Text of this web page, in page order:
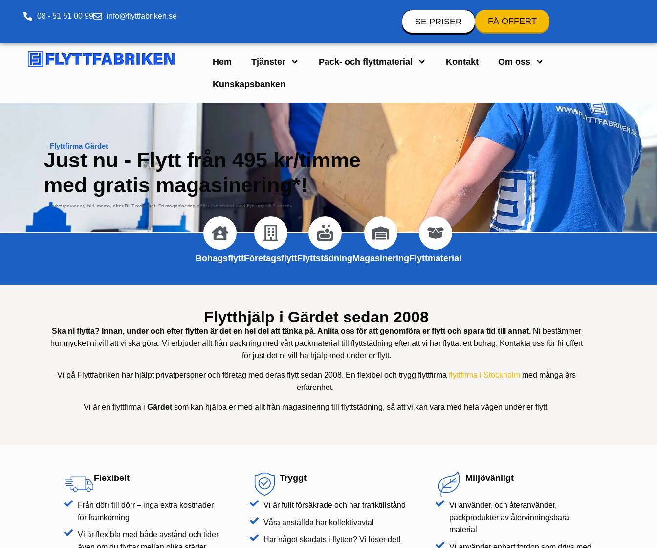
08 - 51 51 00 99 info@flyttfabriken.se
SE PRISER FÅ OFFERT
Hem Tjänster Pack- och flyttmaterial Kontakt Om oss
Kunskapsbanken
Flyttfirma Gärdet
Just nu - Flytt från 495 kr/timme
med gratis magasinering*!
*privatpersoner, inkl. moms, efter RUT-avdraget. Fri magasinering gäller i samband med flytt upp till 2 veckor.
BohagsflyttFöretagsflyttFlyttstädningMagasineringFlyttmaterial
Flytthjälp i Gärdet sedan 2008
Ska ni flytta? Innan, under och efter flytten är det en hel del att tänka på. Anlita oss för att genomföra er flytt och spara tid till annat. Ni bestämmer
hur mycket ni vill att vi ska göra. Vi erbjuder allt från packning med vårt packmaterial till flyttstädning efter att vi har flyttat ert bohag. Kontakta oss för fri offert
för just det ni vill ha hjälp med under er flytt.
Vi på Flyttfabriken har hjälpt privatpersoner och företag med deras flytt sedan 2008. En flexibel och trygg flyttfirma flyttfirma i Stockholmmed många års
erfarenhet.
Vi är en flyttfirma i Gärdet som kan hjälpa er med allt från magasinering till flyttstädning, så att vi kan vara med hela vägen under er flytt.
Flexibelt
Från dörr till dörr – inga extra kostnader
för framkörning
Vi är flexibla med både avstånd och tider,
Tryggt
Vi är fullt försäkrade och har trafiktillstånd
Våra anställda har kollektivavtal
Har något skadats i flytten? Vi löser det!
Miljövänligt
Vi använder, och återanvänder,
packprodukter av återvinningsbara
material